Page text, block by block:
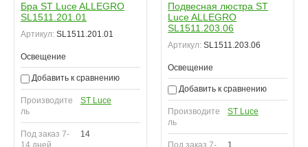
Бра ST Luce ALLEGRO
SL1511.201.01
Артикул: SL1511.201.01
Освещение
Добавить к сравнению
Производите
ль
ST Luce
Под заказ 7-
14 дней
14
Подвесная люстра ST
Luce ALLEGRO
SL1511.203.06
Артикул: SL1511.203.06
Освещение
Добавить к сравнению
Производите
ль
ST Luce
Под заказ 7-
1